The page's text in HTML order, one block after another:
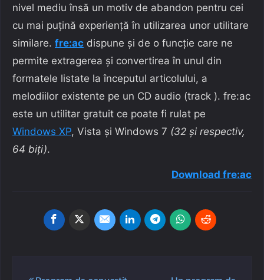
nivel mediu însă un motiv de abandon pentru cei
cu mai puțină experiență în utilizarea unor utilitare
similare. fre:ac dispune și de o funcție care ne
permite extragerea și convertirea în unul din
formatele listate la începutul articolului, a
melodiilor existente pe un CD audio (track ). fre:ac
este un utilitar gratuit ce poate fi rulat pe
Windows XP, Vista și Windows 7 (32 și respectiv,
64 biți).
Download fre:ac
Navigare